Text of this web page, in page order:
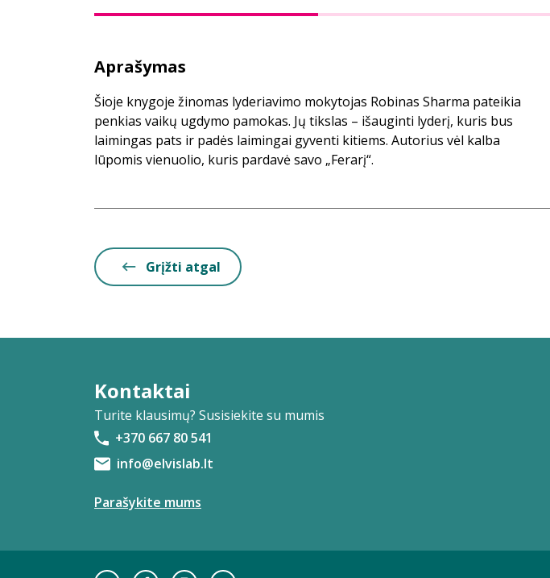
Aprašymas
Šioje knygoje žinomas lyderiavimo mokytojas Robinas Sharma pateikia
penkias vaikų ugdymo pamokas. Jų tikslas – išauginti lyderį, kuris bus
laimingas pats ir padės laimingai gyventi kitiems. Autorius vėl kalba
lūpomis vienuolio, kuris pardavė savo „Ferarį“.
Grįžti atgal
Kontaktai
Turite klausimų? Susisiekite su mumis
+370 667 80 541
info@elvislab.lt
Parašykite mums